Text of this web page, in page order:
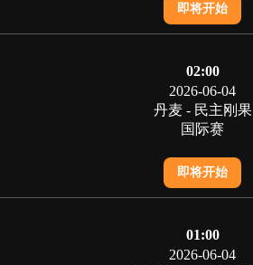
即将开始
02:00
2026-06-04
丹麦 - 民主刚果
国际赛
即将开始
01:00
2026-06-04